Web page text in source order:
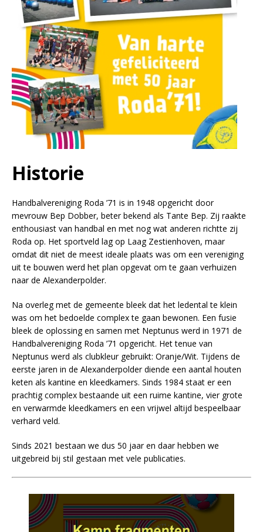
Historie
Handbalvereniging Roda ’71 is in 1948 opgericht door
mevrouw Bep Dobber, beter bekend als Tante Bep. Zij raakte
enthousiast van handbal en met nog wat anderen richtte zij
Roda op. Het sportveld lag op Laag Zestienhoven, maar
omdat dit niet de meest ideale plaats was om een vereniging
uit te bouwen werd het plan opgevat om te gaan verhuizen
naar de Alexanderpolder.
Na overleg met de gemeente bleek dat het ledental te klein
was om het bedoelde complex te gaan bewonen. Een fusie
bleek de oplossing en samen met Neptunus werd in 1971 de
Handbalvereniging Roda ’71 opgericht. Het tenue van
Neptunus werd als clubkleur gebruikt: Oranje/Wit. Tijdens de
eerste jaren in de Alexanderpolder diende een aantal houten
keten als kantine en kleedkamers. Sinds 1984 staat er een
prachtig complex bestaande uit een ruime kantine, vier grote
en verwarmde kleedkamers en een vrijwel altijd bespeelbaar
verhard veld.
Sinds 2021 bestaan we dus 50 jaar en daar hebben we
uitgebreid bij stil gestaan met vele publicaties.